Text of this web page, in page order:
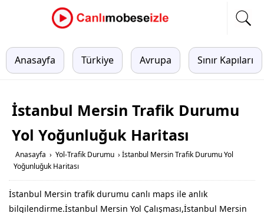
Anasayfa Türkiye Avrupa Sınır Kapıları
İstanbul Mersin Trafik Durumu
Yol Yoğunluğuk Haritası
Anasayfa › Yol-Trafik Durumu › İstanbul Mersin Trafik Durumu Yol
Yoğunluğuk Haritası
İstanbul Mersin trafik durumu canlı maps ile anlık
bilgilendirme.İstanbul Mersin Yol Çalışması,İstanbul Mersin